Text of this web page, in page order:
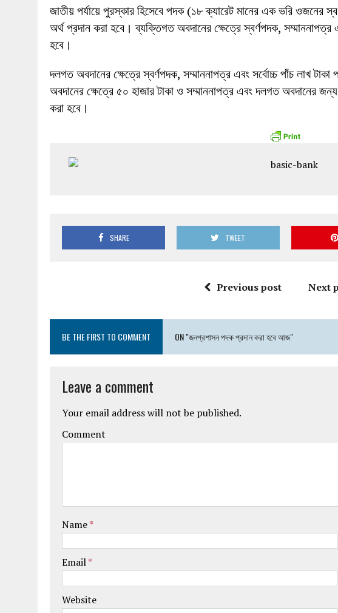
জাতীয় পর্যায়ে পুরস্কার হিসেবে পদক (১৮ ক্যারেট মানের এক ভরি ওজনের
অর্থ প্রদান করা হবে। ব্যক্তিগত অবদানের ক্ষেত্রে স্বর্ণপদক, সম্মাননাপত্র
হবে।
দলগত অবদানের ক্ষেত্রে স্বর্ণপদক, সম্মাননাপত্র এবং সর্বোচ্চ পাঁচ লাখ
অবদানের ক্ষেত্রে ৫০ হাজার টাকা ও সম্মাননাপত্র এবং দলগত অবদানের জন্য
করা হবে।
SHARE TWEET
Previous post Next
BE THE FIRST TO COMMENT ON "জনপ্রশাসন পদক প্রদান করা হবে আজ"
Leave a comment
Your email address will not be published.
Comment
Name*
Email*
Website